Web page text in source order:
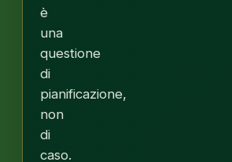
è
una
questione
di
pianificazione,
non
di
caso.